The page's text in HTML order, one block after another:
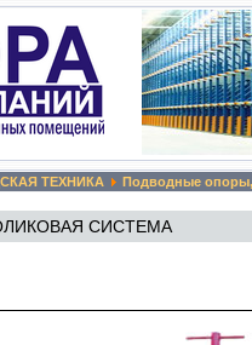
ТЕХНИКА Подводные
СИСТЕМА